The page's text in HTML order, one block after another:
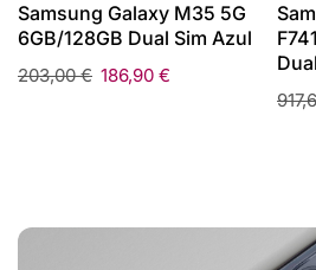
Samsung Galaxy M35 5G
6GB/128GB Dual Sim Azul
203,00€ 186,90 €